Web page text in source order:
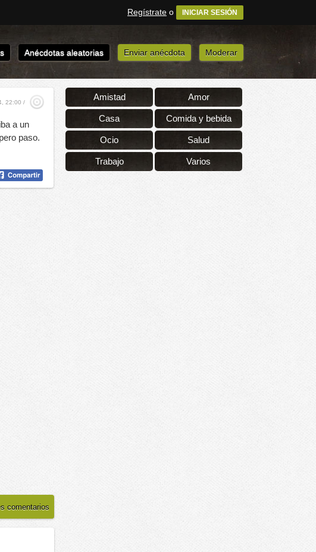
Regístrate o INICIAR SESIÓN
Anécdotas aleatorias Enviar anécdota Moderar
22:00 /
a un
paso.
comentarios
Amistad Amor
Casa Comida y bebida
Ocio Salud
Trabajo Varios